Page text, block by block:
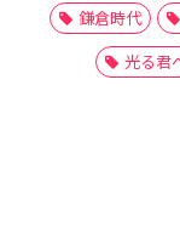
鎌倉時代
光る君